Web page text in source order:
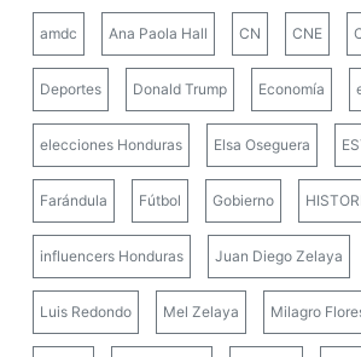
amdc Ana Paola Hall CN CNE
Deportes Donald Trump Economía
elecciones Honduras Elsa Oseguera
Farándula Fútbol Gobierno
influencers Honduras Juan Diego Zelaya
Luis Redondo Mel Zelaya Milagro